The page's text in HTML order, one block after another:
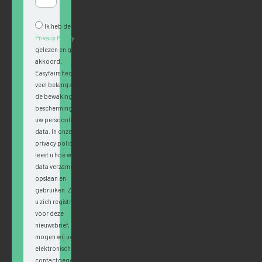
Ik heb de
Privacy Policy
gelezen en ga
akkoord.
Easyfairs hecht
veel belang aan
de bewaking en
bescherming van
uw persoonlijke
data. In onze
privacy policy
leest u hoe wij
data verzamelen,
opslaan en
gebruiken. Zodra
u zich registreert
voor deze
nieuwsbrief,
mogen wij uw
elektronische
contactgegevens